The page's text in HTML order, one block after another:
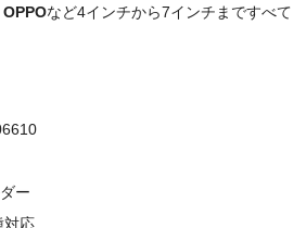
OPPOなど4インチから7インチまですべて
ー
対応